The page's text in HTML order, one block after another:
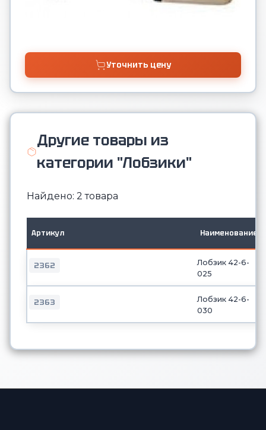
Уточнить цену
Другие товары из
категории "Лобзики"
Найдено: 2 товара
Артикул Наименование
2362
Лобзик 42-6-
025
2363
Лобзик 42-6-
030